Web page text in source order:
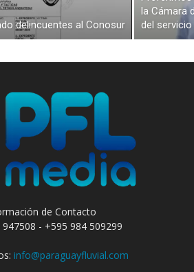
delincuentes al Conosur
la Cámara
del
de Contacto
- +595 984 509299
info@paraguayfluvial.com